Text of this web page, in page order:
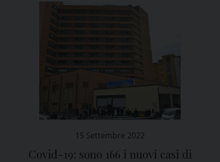
15 Settembre 2022
Covid-19: sono 166 i nuovi casi di